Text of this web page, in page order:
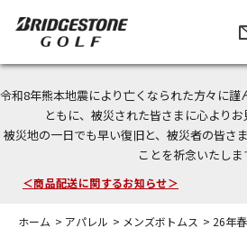
令和8年熊本地震により亡くなられた方々に謹
ともに、被災された皆さまに心よりお
被災地の一日でも早い復旧と、被災者の皆さ
ことを祈念いたしま
＜夏季休暇中のご注文・発送・お問い合わ
今なら新規会員登録で1,000円OFFクーポン
＜商品配送に関するお知らせ＞
ホーム > アパレル > メンズボトムス > 26年